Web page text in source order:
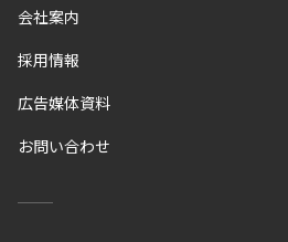
会社案内
採用情報
広告媒体資料
お問い合わせ